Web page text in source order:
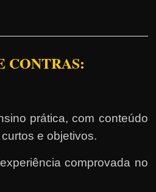
CONTRAS:
prática, com conteúdo
e objetivos.
comprovada no